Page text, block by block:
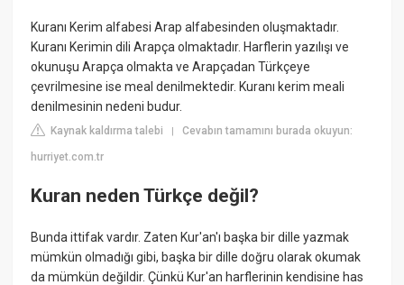
Kuranı Kerim alfabesi Arap alfabesinden oluşmaktadır.
Kuranı Kerimin dili Arapça olmaktadır. Harflerin yazılışı ve
okunuşu Arapça olmakta ve Arapçadan Türkçeye
çevrilmesine ise meal denilmektedir. Kuranı kerim meali
denilmesinin nedeni budur.
Kaynak kaldırma talebi |Cevabın tamamını burada okuyun:
hurriyet.com.tr
Kuran neden Türkçe değil?
Bunda ittifak vardır. Zaten Kur'an'ı başka bir dille yazmak
mümkün olmadığı gibi, başka bir dille doğru olarak okumak
da mümkün değildir. Çünkü Kur'an harflerinin kendisine has